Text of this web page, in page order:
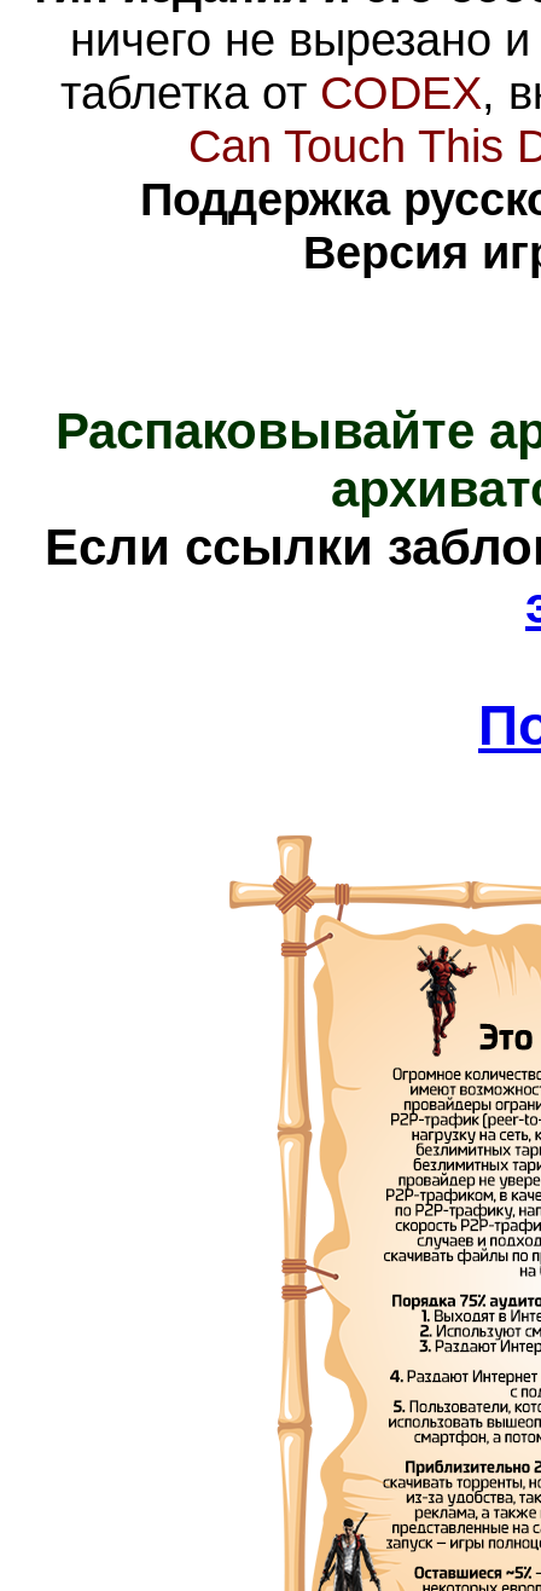
ничего не вырезано
таблетка от CODEX,
Can Touch This
Поддержка
Версия
Распаковывайте
Если ссылки